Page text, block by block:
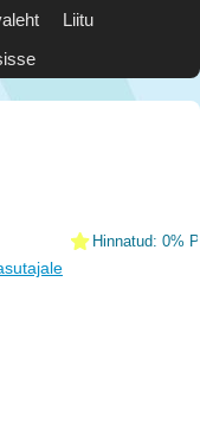
Liitu
Hinnatud: 0%